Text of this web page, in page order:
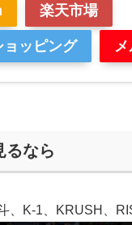
楽天市場
ッピング
るなら
、K-1、KRUSH、